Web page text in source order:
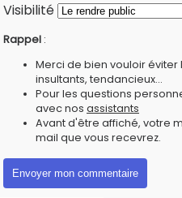
Visibilité
Rappel :
Merci de bien vouloir
insultants, tendancieux...
Pour les questions
avec nos assistants
Avant d'être affiché, votre
mail que vous recevrez.